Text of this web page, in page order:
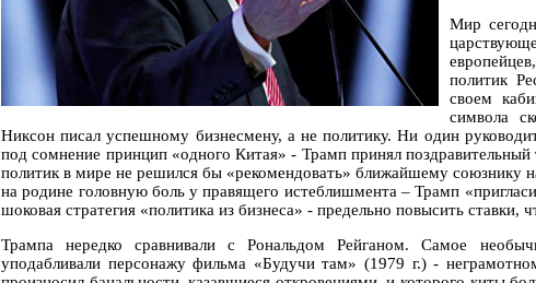
Мир
политик
своем
символа
Никсон писал успешному бизнесмену, а не политику. Ни один
под сомнение принцип «одного Китая» - Трамп принял
политик в мире не решился бы «рекомендовать» ближайшему
на родине головную боль у правящего истеблишмента – Трамп
шоковая стратегия «политика из бизнеса» - предельно повысить ставки,
Трампа нередко сравнивали с Рональдом Рейганом. Самое
уподабливали персонажу фильма «Будучи там» (1979 г.) -